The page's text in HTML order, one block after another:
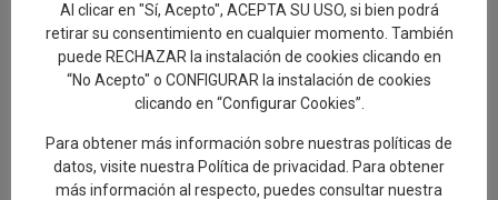
Barranco, Juan Diego y Verónica Forqué, Miguel Rellán, José
María Pou o Carmen Machi. Un “palmarés envidiable” de un
festival de prestigio como el nuestro.
Igualmente, ha felicitado al autor de la imagen de este X
maravilloso diseño que hace un “homenaje” a los orígenes del
cine y hace el “mejor recordatorio de que el cine es pura magia”.
Al clicar en "Sí, Acepto", ACEPTA SU USO, si bien podrá
retirar su consentimiento en cualquier momento. También
puede RECHAZAR la instalación de cookies clicando en
“No Acepto" o CONFIGURAR la instalación de cookies
clicando en “Configurar Cookies”.
Para obtener más información sobre nuestras políticas de
datos, visite nuestra Política de privacidad
. Para obtener
más información al respecto, puedes consultar nuestra